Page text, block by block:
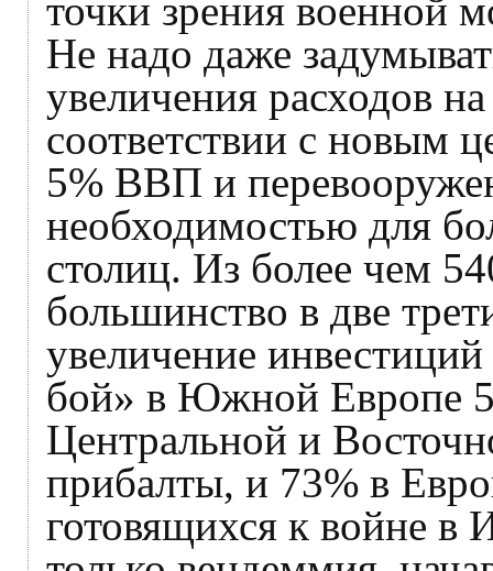
точки зрения военной
Не надо даже
увеличения расходов
соответствии с новым
5% ВВП и
необходимостью для
столиц. Из более чем
большинство в две
увеличение
бой» в Южной Европе
Центральной и
прибалты, и 73% в
готовящихся к войне в